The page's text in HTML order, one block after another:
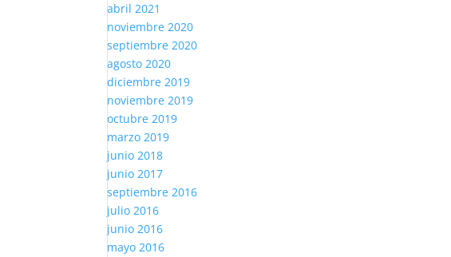
abril 2021
noviembre 2020
septiembre 2020
agosto 2020
diciembre 2019
noviembre 2019
octubre 2019
marzo 2019
junio 2018
junio 2017
septiembre 2016
julio 2016
junio 2016
mayo 2016